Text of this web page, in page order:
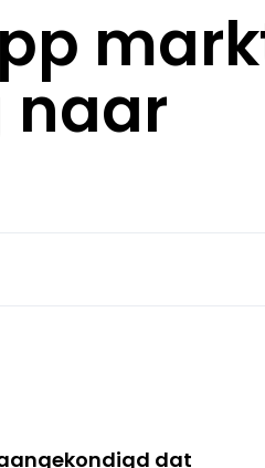
naar
dat